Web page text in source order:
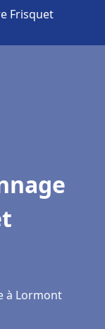
Frisquet
à Lormont